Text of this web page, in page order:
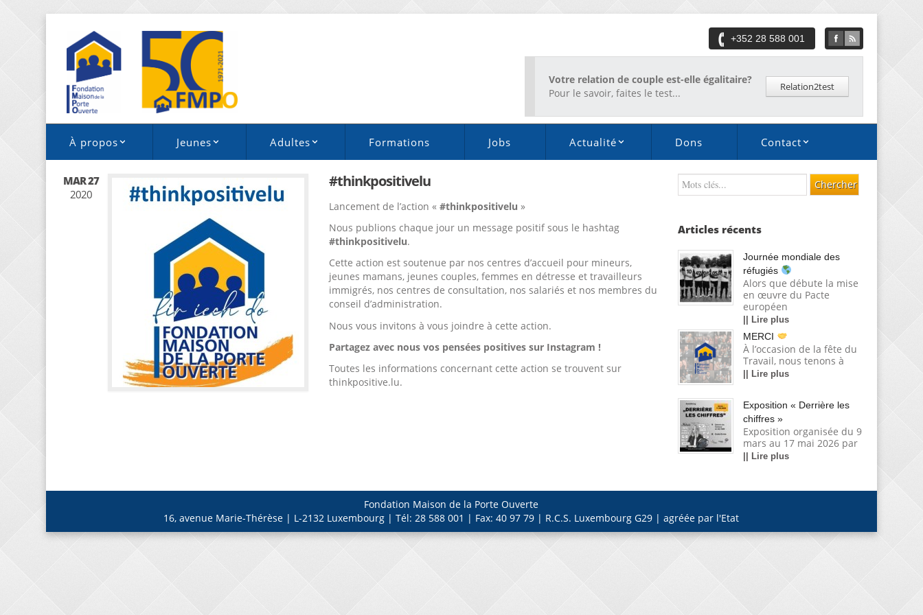
+352 28 588 001
Votre relation de couple est-elle égalitaire?
Pour le savoir, faites le test...
Relation2test
À propos Jeunes Adultes Formations Jobs Actualité Dons Contact
MAR 27
2020
#thinkpositivelu
Lancement de l’action « #thinkpositivelu »
Nous publions chaque jour un message positif sous le hashtag
#thinkpositivelu.
Cette action est soutenue par nos centres d’accueil pour mineurs,
jeunes mamans, jeunes couples, femmes en détresse et travailleurs
immigrés, nos centres de consultation, nos salariés et nos membres du
conseil d’administration.
Nous vous invitons à vous joindre à cette action.
Partagez avec nous vos pensées positives sur Instagram !
Toutes les informations concernant cette action se trouvent sur
thinkpositive.lu.
Articles récents
Journée mondiale des
réfugiés
Alors que débute la mise
en œuvre du Pacte
européen
|| Lire plus
MERCI
À l’occasion de la fête du
Travail, nous tenons à
|| Lire plus
Exposition « Derrière les
chiffres »
Exposition organisée du 9
mars au 17 mai 2026 par
|| Lire plus
Fondation Maison de la Porte Ouverte
16, avenue Marie-Thérèse | L-2132 Luxembourg | Tél: 28 588 001 | Fax: 40 97 79 | R.C.S. Luxembourg G29 | agréée par l'Etat